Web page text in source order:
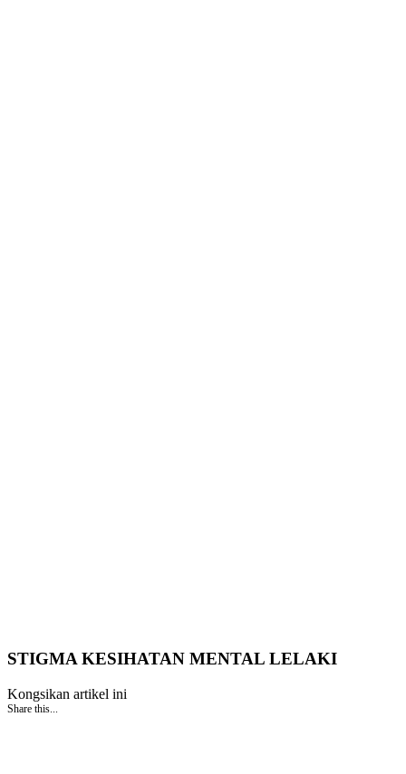
STIGMA KESIHATAN MENTAL LELAKI
Kongsikan artikel ini
Share this...